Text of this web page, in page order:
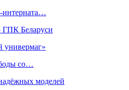
интерната…
ГПК Беларуси
универмаг»
со…
моделей